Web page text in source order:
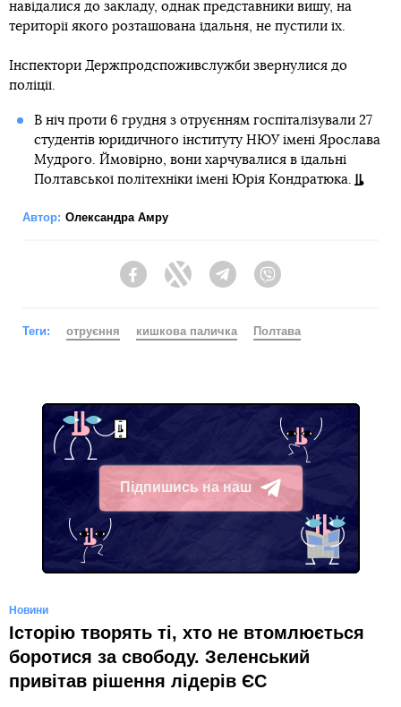
навідалися до закладу, однак представники вишу, на
території якого розташована їдальня, не пустили їх.
Інспектори Держпродспоживслужби звернулися до
поліції.
В ніч проти 6 грудня з отруєнням госпіталізували 27
студентів юридичного інституту НЮУ імені Ярослава
Мудрого. Ймовірно, вони харчувалися в їдальні
Полтавської політехніки імені Юрія Кондратюка.
Автор: Олександра Амру
FacebookTwitter Telegram
Теги: отруєння кишкова паличка Полтава
Підпишись на наш
Telegram
Новини
Історію творять ті, хто не втомлюється
боротися за свободу. Зеленський
привітав рішення лідерів ЄС